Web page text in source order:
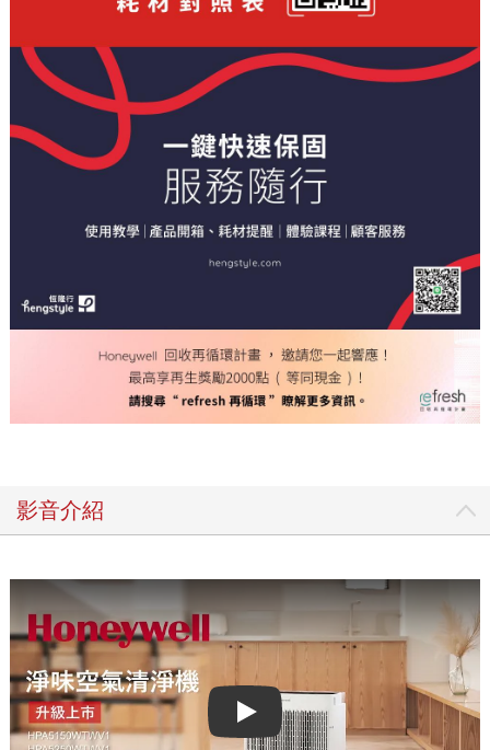
影音介紹
Play video